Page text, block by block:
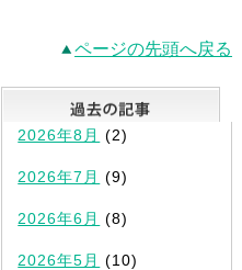
ページの先頭へ戻る
最新記事一覧
2026年8月 (2)
2026年7月 (9)
2026年6月 (8)
2026年5月 (10)